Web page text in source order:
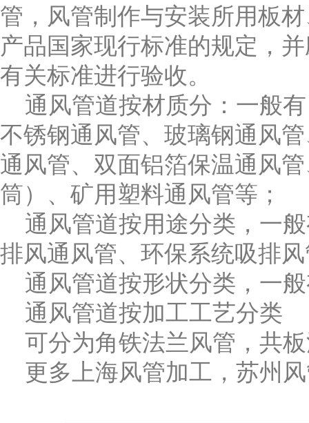
管，风管制作与安装所用板
产品国家现行标准的规定，
有关标准进行验收。
通风管道按材质分：一般
不锈钢通风管、玻璃钢通风
通风管、双面铝箔保温通风
筒）、矿用塑料通风管等；
通风管道按用途分类，一
排风通风管、环保系统吸排
通风管道按形状分类，一
通风管道按加工工艺分类
可分为角铁法兰风管，共
更多上海风管加工，苏州